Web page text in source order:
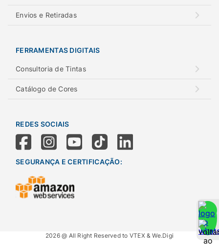
Envios e Retiradas
FERRAMENTAS DIGITAIS
Consultoria de Tintas
Catálogo de Cores
REDES SOCIAIS
SEGURANÇA E CERTIFICAÇÃO:
2026 @ All Right Reserved to VTEX & We.Digi